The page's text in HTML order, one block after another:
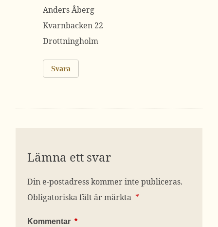
Anders Åberg
Kvarnbacken 22
Drottningholm
Svara
Lämna ett svar
Din e-postadress kommer inte publiceras.
Obligatoriska fält är märkta *
Kommentar *